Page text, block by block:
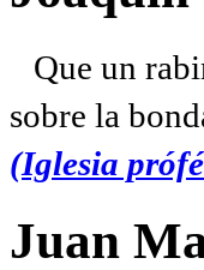
Que un
sobre la
(Iglesia
Juan